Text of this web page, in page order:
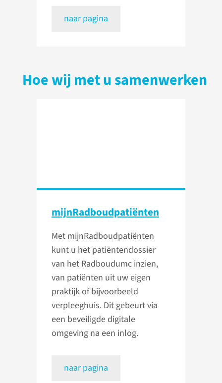
naar pagina
Hoe wij met u samenwerken
mijnRadboud­patiënten
Met mijnRadboudpatiënten
kunt u het patiëntendossier
van het Radboudumc inzien,
van patiënten uit uw eigen
praktijk of bijvoorbeeld
verpleeghuis. Dit gebeurt via
een beveiligde digitale
omgeving na een inlog.
naar pagina